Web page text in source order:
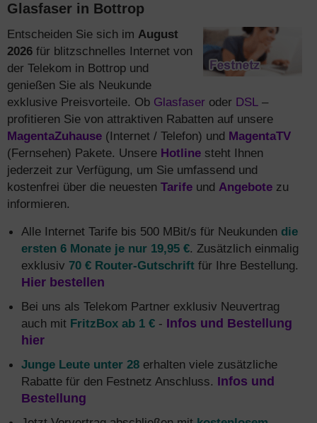
Glasfaser in Bottrop
Entscheiden Sie sich im August
2026 für blitzschnelles Internet von
der Telekom in Bottrop und
genießen Sie als Neukunde
exklusive Preisvorteile. Ob Glasfaser oder DSL –
profitieren Sie von attraktiven Rabatten auf unsere
MagentaZuhause (Internet / Telefon) und MagentaTV
(Fernsehen) Pakete. Unsere Hotline steht Ihnen
jederzeit zur Verfügung, um Sie umfassend und
kostenfrei über die neuesten Tarife und Angebote zu
informieren.
Alle Internet Tarife bis 500 MBit/s für Neukunden die
ersten 6 Monate je nur 19,95 €. Zusätzlich einmalig
exklusiv 70 € Router-Gutschrift für Ihre Bestellung.
Hier bestellen
Bei uns als Telekom Partner exklusiv Neuvertrag
auch mit FritzBox ab 1 € - Infos und Bestellung
hier
Junge Leute unter 28 erhalten viele zusätzliche
Rabatte für den Festnetz Anschluss. Infos und
Bestellung